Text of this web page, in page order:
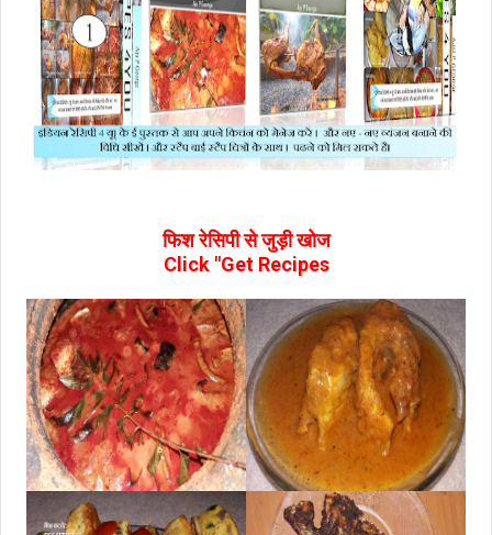
फिश रेसिपी से जुड़ी खोज
Click "Get Recipes